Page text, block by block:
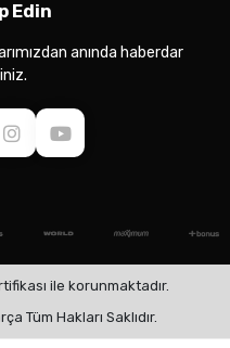
Edin
anında haberdar
ile korunmaktadır.
Tüm Hakları Saklıdır.